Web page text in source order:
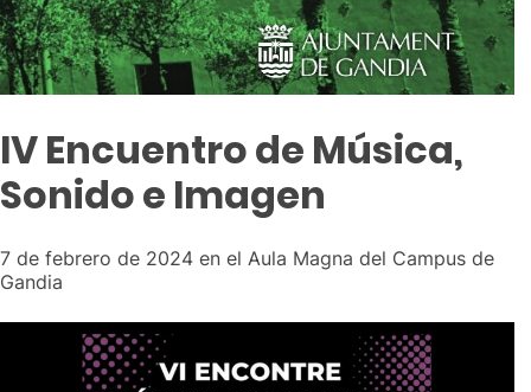
IV Encuentro de Música,
Sonido e Imagen
7 de febrero de 2024 en el Aula Magna del Campus de
Gandia